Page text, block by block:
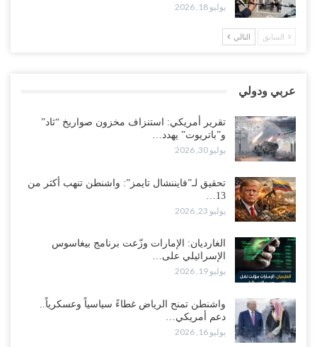
“حضرموت“| تغييرات سعودية بصفوف قيادة “درع الوطن” المتمركز
بالعبر.. هل بدأت الرياض إعادة هيكلة فصائلها بعد…
أغسطس 2, 2026
أغسطس 2, 2026
“تعز“| غضب شعبي يشلّ الخط الساحلي المخا- عدن.. هل بدأت المناطق
الاستراتيجية بالانفجار من الداخل..!
أغسطس 2, 2026
“حضرموت“| الانتقالي يناقش تشكيل لجان أهلية بأهم مناطق النفط..
وتلميحات إماراتية إلى انتقال التصعيد نحو الخيار العسكري..!
مع اختفاء وزيرة واستقالة آخر وصراع على السفارات.. أزمة المحاصصة
تعصف بحكومة عدن..!
عقب محاولة انسحابه من مطارح الريان.. المخابرات السعودية تصفي أبرز
مساعدي الحجوري..!
يوليو 18, 2026
السابق التالي
عربي ودولي
تقرير أمريكي: استنزاف مخزون صواريخ “ثاد”
و”باتريوت” يهدد…
يوليو 30, 2026
تحقيق لـ”فايننشال تايمز”: واشنطن تنهب أكثر من
13…
يوليو 23, 2026
الغارديان: الإمارات وزّعت برنامج بيغاسوس
الإسرائيلي على…
يوليو 19, 2026
واشنطن تمنح الرياض غطاءً سياسياً وعسكرياً..
دعم أمريكي…
يوليو 16, 2026